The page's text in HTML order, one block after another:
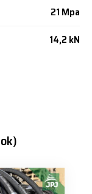
21 Mpa
14,2 kN